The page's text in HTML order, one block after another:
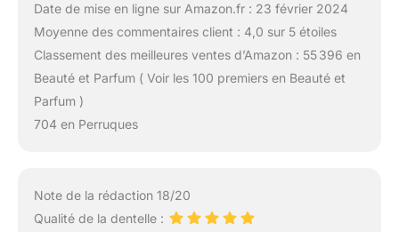
Date de mise en ligne sur Amazon.fr : 23 février 2024
Moyenne des commentaires client : 4,0 sur 5 étoiles
Classement des meilleures ventes d’Amazon : 55 396 en
Beauté et Parfum ( Voir les 100 premiers en Beauté et
Parfum )
704 en Perruques
Note de la rédaction 18/20
Qualité de la dentelle :